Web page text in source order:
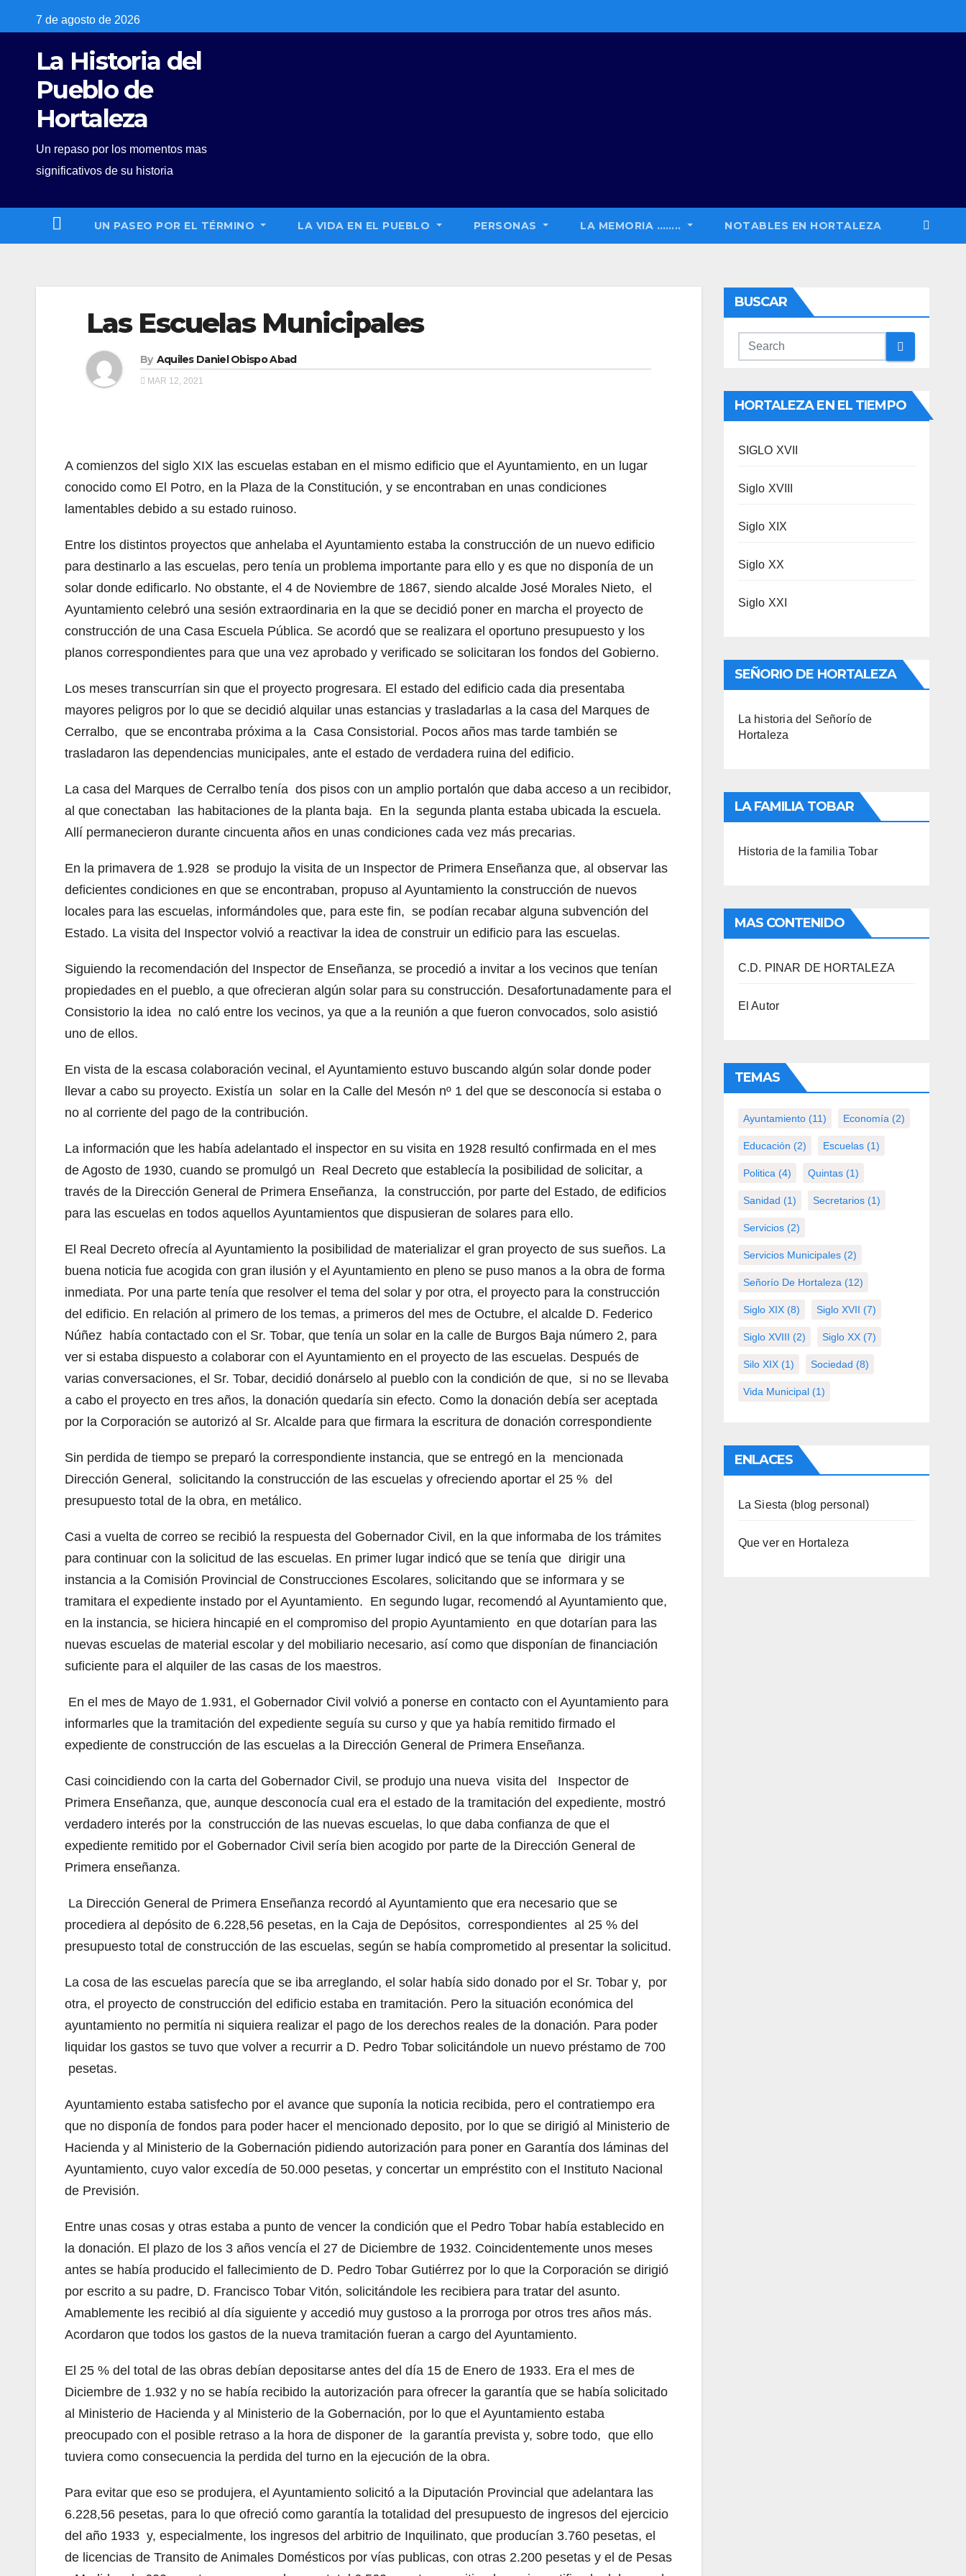
to
7 de agosto de 2026
La Historia del
Pueblo de
Hortaleza
Un repaso por los momentos mas
significativos de su historia
UN PASEO POR EL TÉRMINO LA VIDA EN EL PUEBLO PERSONAS LA MEMORIA …….. NOTABLES EN HORTALEZA
Las Escuelas Municipales
By Aquiles Daniel Obispo Abad
MAR 12, 2021
A comienzos del siglo XIX las escuelas estaban en el mismo edificio que el Ayuntamiento, en un lugar
conocido como El Potro, en la Plaza de la Constitución, y se encontraban en unas condiciones
lamentables debido a su estado ruinoso.
Entre los distintos proyectos que anhelaba el Ayuntamiento estaba la construcción de un nuevo edificio
para destinarlo a las escuelas, pero tenía un problema importante para ello y es que no disponía de un
solar donde edificarlo. No obstante, el 4 de Noviembre de 1867, siendo alcalde José Morales Nieto, el
Ayuntamiento celebró una sesión extraordinaria en la que se decidió poner en marcha el proyecto de
construcción de una Casa Escuela Pública. Se acordó que se realizara el oportuno presupuesto y los
planos correspondientes para que una vez aprobado y verificado se solicitaran los fondos del Gobierno.
Los meses transcurrían sin que el proyecto progresara. El estado del edificio cada dia presentaba
mayores peligros por lo que se decidió alquilar unas estancias y trasladarlas a la casa del Marques de
Cerralbo, que se encontraba próxima a la Casa Consistorial. Pocos años mas tarde también se
trasladaron las dependencias municipales, ante el estado de verdadera ruina del edificio.
La casa del Marques de Cerralbo tenía dos pisos con un amplio portalón que daba acceso a un recibidor,
al que conectaban las habitaciones de la planta baja. En la segunda planta estaba ubicada la escuela.
Allí permanecieron durante cincuenta años en unas condiciones cada vez más precarias.
En la primavera de 1.928 se produjo la visita de un Inspector de Primera Enseñanza que, al observar las
deficientes condiciones en que se encontraban, propuso al Ayuntamiento la construcción de nuevos
locales para las escuelas, informándoles que, para este fin, se podían recabar alguna subvención del
Estado. La visita del Inspector volvió a reactivar la idea de construir un edificio para las escuelas.
Siguiendo la recomendación del Inspector de Enseñanza, se procedió a invitar a los vecinos que tenían
propiedades en el pueblo, a que ofrecieran algún solar para su construcción. Desafortunadamente para el
Consistorio la idea no caló entre los vecinos, ya que a la reunión a que fueron convocados, solo asistió
uno de ellos.
En vista de la escasa colaboración vecinal, el Ayuntamiento estuvo buscando algún solar donde poder
llevar a cabo su proyecto. Existía un solar en la Calle del Mesón nº 1 del que se desconocía si estaba o
no al corriente del pago de la contribución.
La información que les había adelantado el inspector en su visita en 1928 resultó confirmada en el mes
de Agosto de 1930, cuando se promulgó un Real Decreto que establecía la posibilidad de solicitar, a
través de la Dirección General de Primera Enseñanza, la construcción, por parte del Estado, de edificios
para las escuelas en todos aquellos Ayuntamientos que dispusieran de solares para ello.
El Real Decreto ofrecía al Ayuntamiento la posibilidad de materializar el gran proyecto de sus sueños. La
buena noticia fue acogida con gran ilusión y el Ayuntamiento en pleno se puso manos a la obra de forma
inmediata. Por una parte tenía que resolver el tema del solar y por otra, el proyecto para la construcción
del edificio. En relación al primero de los temas, a primeros del mes de Octubre, el alcalde D. Federico
Núñez había contactado con el Sr. Tobar, que tenía un solar en la calle de Burgos Baja número 2, para
ver si estaba dispuesto a colaborar con el Ayuntamiento en el proyecto de las escuelas. Después de
varias conversaciones, el Sr. Tobar, decidió donárselo al pueblo con la condición de que, si no se llevaba
a cabo el proyecto en tres años, la donación quedaría sin efecto. Como la donación debía ser aceptada
por la Corporación se autorizó al Sr. Alcalde para que firmara la escritura de donación correspondiente
Sin perdida de tiempo se preparó la correspondiente instancia, que se entregó en la mencionada
Dirección General, solicitando la construcción de las escuelas y ofreciendo aportar el 25 % del
presupuesto total de la obra, en metálico.
Casi a vuelta de correo se recibió la respuesta del Gobernador Civil, en la que informaba de los trámites
para continuar con la solicitud de las escuelas. En primer lugar indicó que se tenía que dirigir una
instancia a la Comisión Provincial de Construcciones Escolares, solicitando que se informara y se
tramitara el expediente instado por el Ayuntamiento. En segundo lugar, recomendó al Ayuntamiento que,
en la instancia, se hiciera hincapié en el compromiso del propio Ayuntamiento en que dotarían para las
nuevas escuelas de material escolar y del mobiliario necesario, así como que disponían de financiación
suficiente para el alquiler de las casas de los maestros.
En el mes de Mayo de 1.931, el Gobernador Civil volvió a ponerse en contacto con el Ayuntamiento para
informarles que la tramitación del expediente seguía su curso y que ya había remitido firmado el
expediente de construcción de las escuelas a la Dirección General de Primera Enseñanza.
Casi coincidiendo con la carta del Gobernador Civil, se produjo una nueva visita del Inspector de
Primera Enseñanza, que, aunque desconocía cual era el estado de la tramitación del expediente, mostró
verdadero interés por la construcción de las nuevas escuelas, lo que daba confianza de que el
expediente remitido por el Gobernador Civil sería bien acogido por parte de la Dirección General de
Primera enseñanza.
La Dirección General de Primera Enseñanza recordó al Ayuntamiento que era necesario que se
procediera al depósito de 6.228,56 pesetas, en la Caja de Depósitos, correspondientes al 25 % del
presupuesto total de construcción de las escuelas, según se había comprometido al presentar la solicitud.
La cosa de las escuelas parecía que se iba arreglando, el solar había sido donado por el Sr. Tobar y, por
otra, el proyecto de construcción del edificio estaba en tramitación. Pero la situación económica del
ayuntamiento no permitía ni siquiera realizar el pago de los derechos reales de la donación. Para poder
liquidar los gastos se tuvo que volver a recurrir a D. Pedro Tobar solicitándole un nuevo préstamo de 700
pesetas.
Ayuntamiento estaba satisfecho por el avance que suponía la noticia recibida, pero el contratiempo era
que no disponía de fondos para poder hacer el mencionado deposito, por lo que se dirigió al Ministerio de
Hacienda y al Ministerio de la Gobernación pidiendo autorización para poner en Garantía dos láminas del
Ayuntamiento, cuyo valor excedía de 50.000 pesetas, y concertar un empréstito con el Instituto Nacional
de Previsión.
Entre unas cosas y otras estaba a punto de vencer la condición que el Pedro Tobar había establecido en
la donación. El plazo de los 3 años vencía el 27 de Diciembre de 1932. Coincidentemente unos meses
antes se había producido el fallecimiento de D. Pedro Tobar Gutiérrez por lo que la Corporación se dirigió
por escrito a su padre, D. Francisco Tobar Vitón, solicitándole les recibiera para tratar del asunto.
Amablemente les recibió al día siguiente y accedió muy gustoso a la prorroga por otros tres años más.
Acordaron que todos los gastos de la nueva tramitación fueran a cargo del Ayuntamiento.
El 25 % del total de las obras debían depositarse antes del día 15 de Enero de 1933. Era el mes de
Diciembre de 1.932 y no se había recibido la autorización para ofrecer la garantía que se había solicitado
al Ministerio de Hacienda y al Ministerio de la Gobernación, por lo que el Ayuntamiento estaba
preocupado con el posible retraso a la hora de disponer de la garantía prevista y, sobre todo, que ello
tuviera como consecuencia la perdida del turno en la ejecución de la obra.
Para evitar que eso se produjera, el Ayuntamiento solicitó a la Diputación Provincial que adelantara las
6.228,56 pesetas, para lo que ofreció como garantía la totalidad del presupuesto de ingresos del ejercicio
del año 1933 y, especialmente, los ingresos del arbitrio de Inquilinato, que producían 3.760 pesetas, el
de licencias de Transito de Animales Domésticos por vías publicas, con otras 2.200 pesetas y el de Pesas
BUSCAR
HORTALEZA EN EL TIEMPO
SIGLO XVII
Siglo XVIII
Siglo XIX
Siglo XX
Siglo XXI
SEÑORIO DE HORTALEZA
La historia del Señorío de
Hortaleza
LA FAMILIA TOBAR
Historia de la familia Tobar
MAS CONTENIDO
C.D. PINAR DE HORTALEZA
El Autor
TEMAS
Ayuntamiento(11) Economía (2)
Educación (2) Escuelas(1)
Politica (4) Quintas(1)
Sanidad (1) Secretarios(1)
Servicios(2)
Servicios Municipales(2)
Señorío De Hortaleza (12)
Siglo XIX(8) Siglo XVII (7)
Siglo XVIII (2) Siglo XX(7)
Silo XIX(1) Sociedad (8)
Vida Municipal(1)
ENLACES
La Siesta (blog personal)
Que ver en Hortaleza